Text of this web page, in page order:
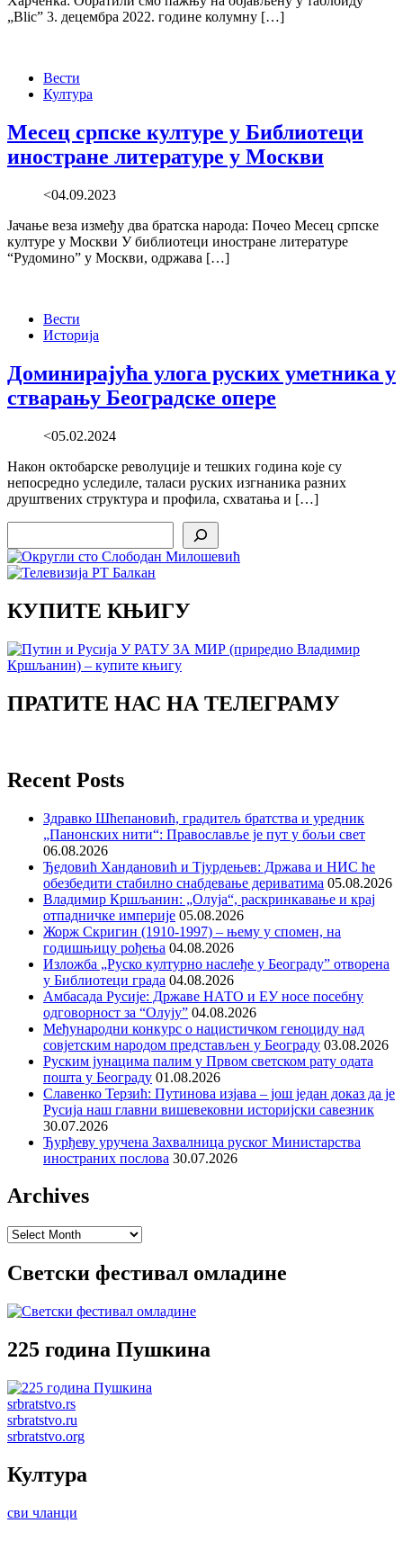
„Blic” 3. децембра 2022. године колумну […]
Вести
Култура
Месец српске културе у Библиотеци
иностране литературе у Москви
<04.09.2023
Јачање веза између два братска народа: Почео Месец српске
културе у Москви У библиотеци иностране литературе
“Рудомино” у Москви, одржава […]
Вести
Историја
Доминирајућа улога руских уметника у
стварању Београдске опере
<05.02.2024
Након октобарске револуције и тешких година које су
непосредно уследиле, таласи руских изгнаника разних
друштвених структура и профила, схватања и […]
КУПИТЕ КЊИГУ
ПРАТИТЕ НАС НА ТЕЛЕГРАМУ
Recent Posts
Здравко Шћепановић, градитељ братства и уредник
„Панонских нити“: Православље је пут у бољи свет
06.08.2026
Ђедовић Хандановић и Тјурдењев: Држава и НИС ће
обезбедити стабилно снабдевање дериватима 05.08.2026
Владимир Кршљанин: „Олуја“, раскринкавање и крај
отпадничке империје 05.08.2026
Жорж Скригин (1910-1997) – њему у спомен, на
годишњицу рођења 04.08.2026
Изложба „Руско културно наслеђе у Београду” отворена
у Библиотеци града 04.08.2026
Амбасада Русије: Државе НАТО и ЕУ носе посебну
одговорност за “Олују” 04.08.2026
Међународни конкурс о нацистичком геноциду над
совјетским народом представљен у Београду 03.08.2026
Руским јунацима палим у Првом светском рату одата
пошта у Београду 01.08.2026
Славенко Терзић: Путинова изјава – још један доказ да је
Русија наш главни вишевековни историјски савезник
30.07.2026
Ђурђеву уручена Захвалница руског Министарства
иностраних послова 30.07.2026
Archives
Archives
Светски фестивал омладине
225 година Пушкина
srbratstvo.rs
srbratstvo.ru
srbratstvo.org
Култура
сви чланци